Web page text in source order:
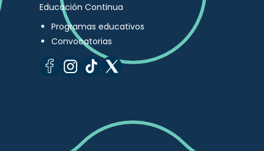
Educación Continua
Programas educativos
Convocatorias